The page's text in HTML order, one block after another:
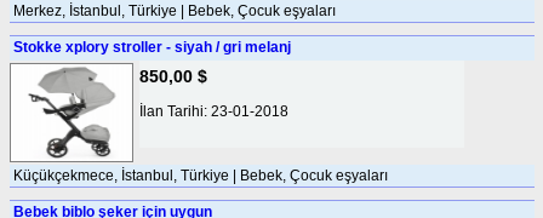
Merkez, İstanbul, Türkiye | Bebek, Çocuk eşyaları
Stokke xplory stroller - siyah / gri melanj
850,00 $
İlan Tarihi: 23-01-2018
Küçükçekmece, İstanbul, Türkiye | Bebek, Çocuk eşyaları
Bebek biblo şeker için uygun